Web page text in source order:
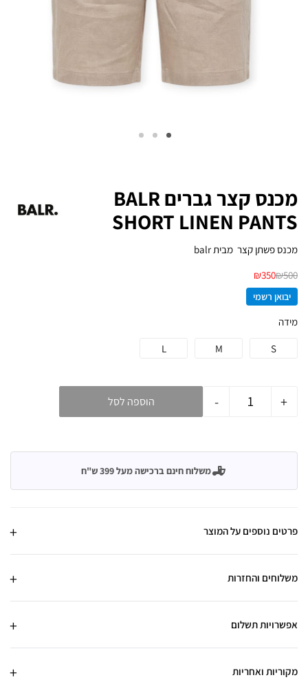
מכנס קצר גברים BALR
SHORT LINEN PANTS
מכנס פשתן קצר מבית balr
₪500
₪350
יבואן רשמי
מידה
S
M
L
- + הוספה לסל
משלוח חינם ברכישה מעל 399 ש"ח
פרטים נוספים על המוצר
משלוחים והחזרות
אפשרויות תשלום
מקוריות ואחריות